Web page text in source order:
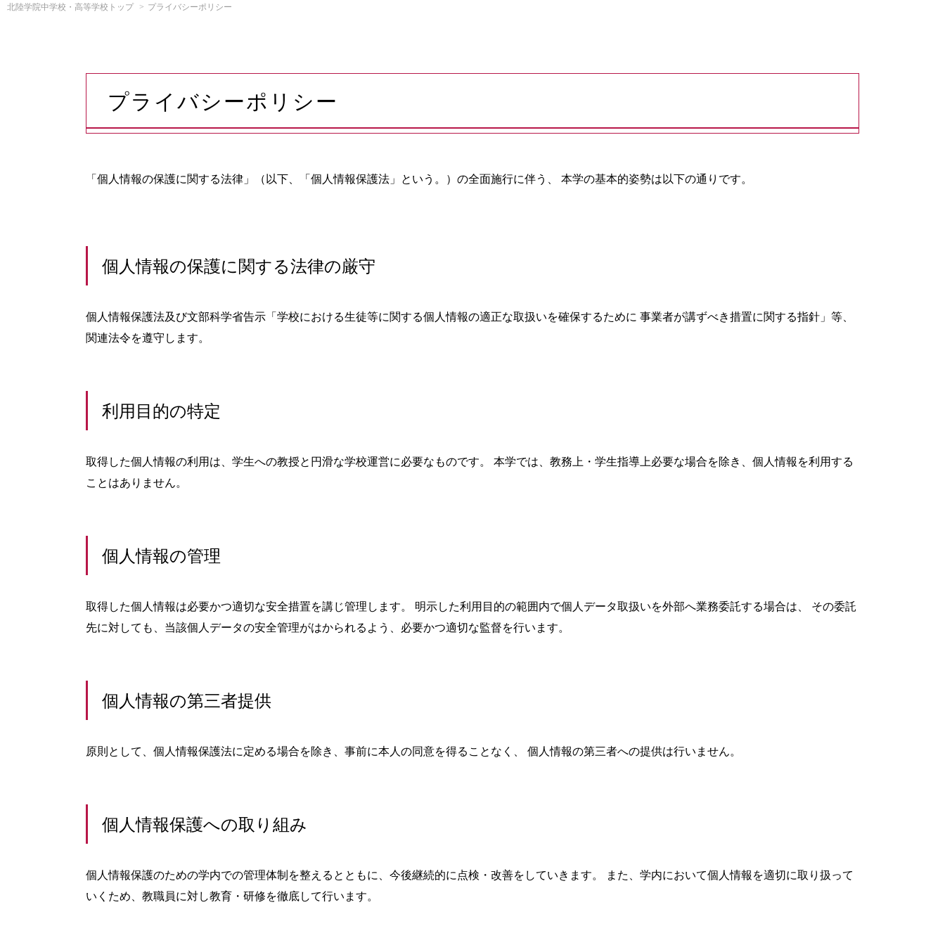
北陸学院中学校・高等学校トップ プライバシーポリシー
プライバシーポリシー
「個人情報の保護に関する法律」（以下、「個人情報保護法」という。）の全面施行に伴う、 本学の基本的姿勢は以下の通りです。
個人情報の保護に関する法律の厳守
個人情報保護法及び文部科学省告示「学校における生徒等に関する個人情報の適正な取扱いを確保するために 事業者が講ずべき措置に関する指針」等、
関連法令を遵守します。
利用目的の特定
取得した個人情報の利用は、学生への教授と円滑な学校運営に必要なものです。 本学では、教務上・学生指導上必要な場合を除き、個人情報を利用する
ことはありません。
個人情報の管理
取得した個人情報は必要かつ適切な安全措置を講じ管理します。 明示した利用目的の範囲内で個人データ取扱いを外部へ業務委託する場合は、 その委託
先に対しても、当該個人データの安全管理がはかられるよう、必要かつ適切な監督を行います。
個人情報の第三者提供
原則として、個人情報保護法に定める場合を除き、事前に本人の同意を得ることなく、 個人情報の第三者への提供は行いません。
個人情報保護への取り組み
個人情報保護のための学内での管理体制を整えるとともに、今後継続的に点検・改善をしていきます。 また、学内において個人情報を適切に取り扱って
いくため、教職員に対し教育・研修を徹底して行います。